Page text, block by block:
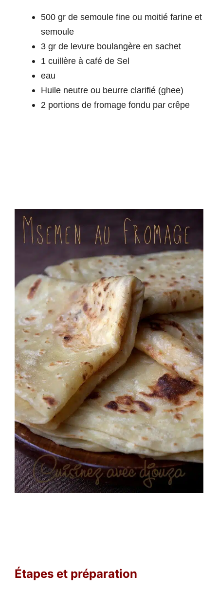
500 gr de semoule fine ou moitié farine et
semoule
3 gr de levure boulangère en sachet
1 cuillère à café de Sel
eau
Huile neutre ou beurre clarifié (ghee)
2 portions de fromage fondu par crêpe
Étapes et préparation